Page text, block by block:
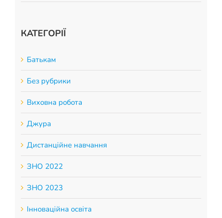
КАТЕГОРІЇ
Батькам
Без рубрики
Виховна робота
Джура
Дистанційне навчання
ЗНО 2022
ЗНО 2023
Інноваційна освіта